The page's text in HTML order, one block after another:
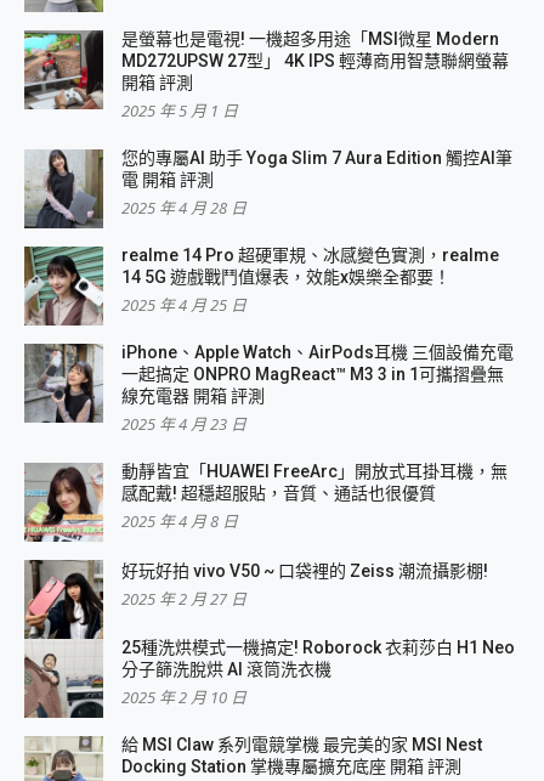
是螢幕也是電視! 一機超多用途「MSI微星 Modern
MD272UPSW 27型」 4K IPS 輕薄商用智慧聯網螢幕
開箱 評測
2025 年 5 月 1 日
您的專屬AI 助手 Yoga Slim 7 Aura Edition 觸控AI筆
電 開箱 評測
2025 年 4 月 28 日
realme 14 Pro 超硬軍規、冰感變色實測，realme
14 5G 遊戲戰鬥值爆表，效能x娛樂全都要！
2025 年 4 月 25 日
iPhone、Apple Watch、AirPods耳機 三個設備充電
一起搞定 ONPRO MagReact™ M3 3 in 1可攜摺疊無
線充電器 開箱 評測
2025 年 4 月 23 日
動靜皆宜「HUAWEI FreeArc」開放式耳掛耳機，無
感配戴! 超穩超服貼，音質、通話也很優質
2025 年 4 月 8 日
好玩好拍 vivo V50 ~ 口袋裡的 Zeiss 潮流攝影棚!
2025 年 2 月 27 日
25種洗烘模式一機搞定! Roborock 衣莉莎白 H1 Neo
分子篩洗脫烘 AI 滾筒洗衣機
2025 年 2 月 10 日
給 MSI Claw 系列電競掌機 最完美的家 MSI Nest
Docking Station 掌機專屬擴充底座 開箱 評測